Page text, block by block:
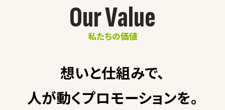
OurValue
私たちの価値
想いと仕組みで、
人が動くプロモーションを。